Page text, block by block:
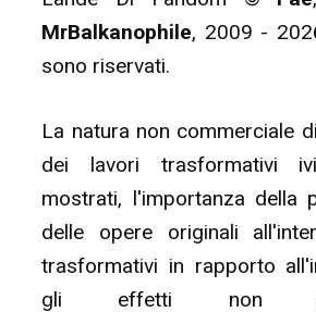
MrBalkanophile, 2009 -
sono riservati.
La natura non commerciale
dei lavori trasformativi
mostrati, l'importanza della
delle opere originali
trasformativi in rapporto
gli effetti non